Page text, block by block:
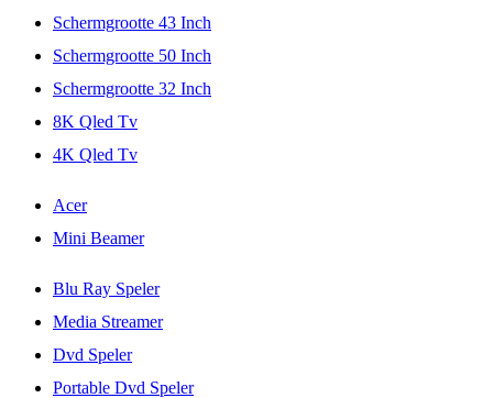
Schermgrootte 43 Inch
Schermgrootte 50 Inch
Schermgrootte 32 Inch
8K Qled Tv
4K Qled Tv
Acer
Mini Beamer
Blu Ray Speler
Media Streamer
Dvd Speler
Portable Dvd Speler